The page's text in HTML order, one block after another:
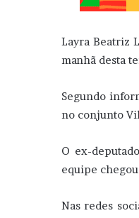
Layra Beatriz
manhã desta
Segundo
no conjunto
O ex-
equipe
Nas redes